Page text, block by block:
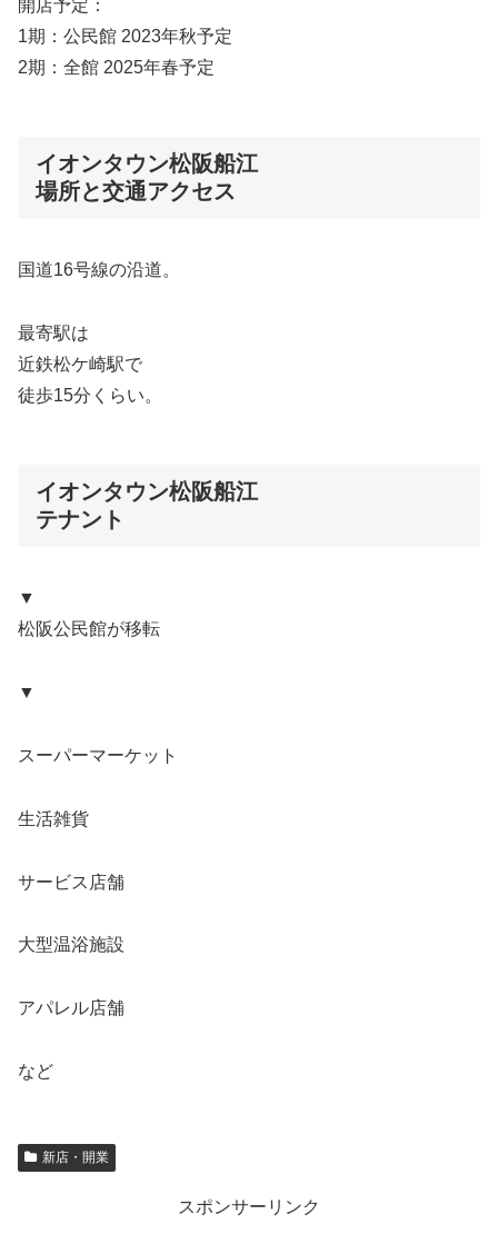
開店予定：
1期：公民館 2023年秋予定
2期：全館 2025年春予定
イオンタウン松阪船江
場所と交通アクセス
国道16号線の沿道。
最寄駅は
近鉄松ケ崎駅で
徒歩15分くらい。
イオンタウン松阪船江
テナント
▼
松阪公民館が移転
▼
スーパーマーケット
生活雑貨
サービス店舗
大型温浴施設
アパレル店舗
など
新店・開業
スポンサーリンク